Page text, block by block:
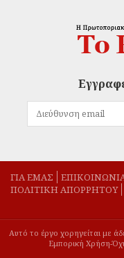
ΓΙΑ ΕΜΑΣ
ΠΟΛΙΤΙΚΗ ΑΠΟΡΡΗΤΟΥ
Αυτό το έργο χορηγείται με
Εμπορική Χρήση-